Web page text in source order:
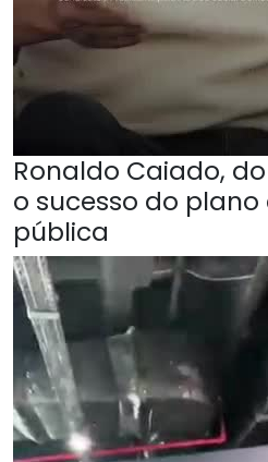
Ronaldo Caiado,
o sucesso do
pública